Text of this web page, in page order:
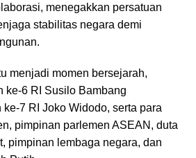
menegakkan persatuan
stabilitas negara demi
menjadi momen bersejarah,
ke-6 RI Susilo Bambang
7 RI Joko Widodo, serta para
pimpinan parlemen ASEAN, duta
pimpinan lembaga negara, dan